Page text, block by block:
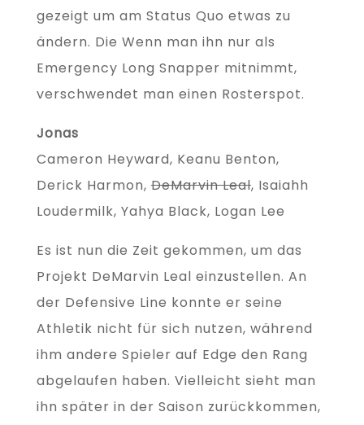
gezeigt um am Status Quo etwas zu
ändern. Die Wenn man ihn nur als
Emergency Long Snapper mitnimmt,
verschwendet man einen Rosterspot.
Jonas
Cameron Heyward, Keanu Benton,
Derick Harmon,DeMarvin Leal, Isaiahh
Loudermilk, Yahya Black, Logan Lee
Es ist nun die Zeit gekommen, um das
Projekt DeMarvin Leal einzustellen. An
der Defensive Line konnte er seine
Athletik nicht für sich nutzen, während
ihm andere Spieler auf Edge den Rang
abgelaufen haben. Vielleicht sieht man
ihn später in der Saison zurückkommen,